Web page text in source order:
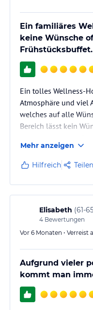
Ein familiäres
keine Wünsche
Frühstücksbuffet.
Ein tolles Wellness-
Atmosphäre und viel
welches auf alle
Bereich lässt kein
(offenes Cheminée).
Mehr anzeigen
Hilfreich Teilen
Elisabeth (61-
4 Bewertungen
Vor 6 Monaten • Verreist
Aufgrund vieler
kommt man